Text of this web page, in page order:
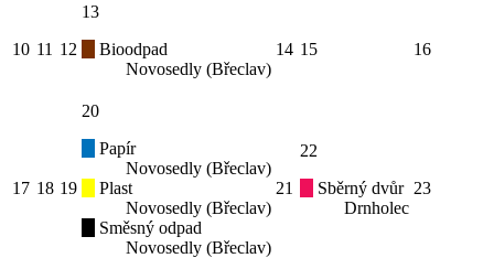
10 11 12
13
Bioodpad
Novosedly (Břeclav)
14 15 16
17 18 19
20
Papír
Novosedly (Břeclav)
Plast
Novosedly (Břeclav)
Směsný odpad
Novosedly (Břeclav)
21
22
Sběrný dvůr
Drnholec
23